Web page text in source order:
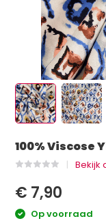
100% Viscose
Bekijk
€ 7,90
Op voorraad